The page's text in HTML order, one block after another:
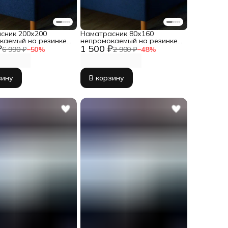
6 990 ₽−50%
200х200
на резинке с
1 500 ₽2 900 ₽−48%
Наматрасник 80х160
непромокаемый на резинке с
бортом
В корзину